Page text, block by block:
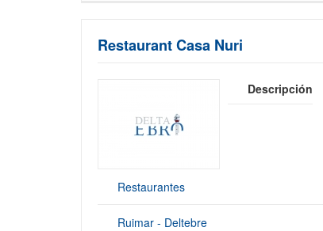
Restaurant Casa Nuri
Descripción
Restaurantes
Ruimar - Deltebre